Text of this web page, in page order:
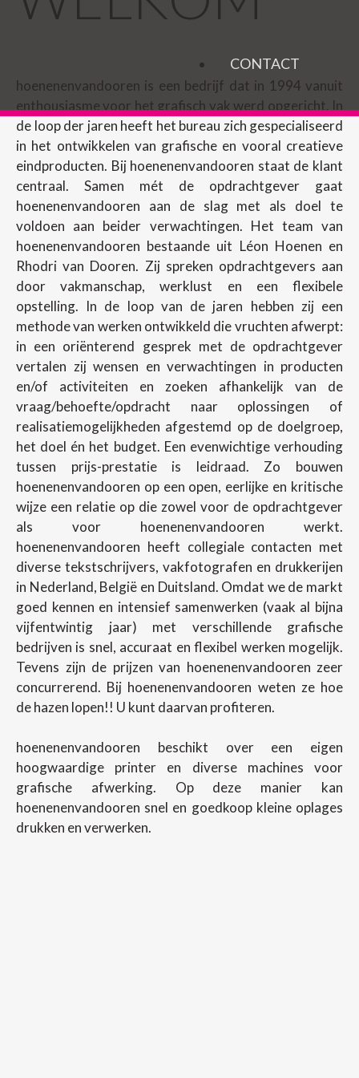
CONTACT
hoenenenvandooren is een bedrijf dat in 1994 vanuit
enthousiasme voor het grafisch vak werd opgericht. In
de loop der jaren heeft het bureau zich gespecialiseerd
in het ontwikkelen van grafische en vooral creatieve
eindproducten. Bij hoenenenvandooren staat de klant
centraal. Samen mét de opdrachtgever gaat
hoenenenvandooren aan de slag met als doel te
voldoen aan beider verwachtingen. Het team van
hoenenenvandooren bestaande uit Léon Hoenen en
Rhodri van Dooren. Zij spreken opdrachtgevers aan
door vakmanschap, werklust en een flexibele
opstelling. In de loop van de jaren hebben zij een
methode van werken ontwikkeld die vruchten afwerpt:
in een oriënterend gesprek met de opdrachtgever
vertalen zij wensen en verwachtingen in producten
en/of activiteiten en zoeken afhankelijk van de
vraag/behoefte/opdracht naar oplossingen of
realisatiemogelijkheden afgestemd op de doelgroep,
het doel én het budget. Een evenwichtige verhouding
tussen prijs-prestatie is leidraad. Zo bouwen
hoenenenvandooren op een open, eerlijke en kritische
wijze een relatie op die zowel voor de opdrachtgever
als voor hoenenenvandooren werkt.
hoenenenvandooren heeft collegiale contacten met
diverse tekstschrijvers, vakfotografen en drukkerijen
in Nederland, België en Duitsland. Omdat we de markt
goed kennen en intensief samenwerken (vaak al bijna
vijfentwintig jaar) met verschillende grafische
bedrijven is snel, accuraat en flexibel werken mogelijk.
Tevens zijn de prijzen van hoenenenvandooren zeer
concurrerend. Bij hoenenenvandooren weten ze hoe
de hazen lopen!! U kunt daarvan profiteren.
hoenenenvandooren beschikt over een eigen
hoogwaardige printer en diverse machines voor
grafische afwerking. Op deze manier kan
hoenenenvandooren snel en goedkoop kleine oplages
drukken en verwerken.